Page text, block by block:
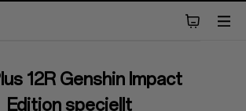
12R Genshin Impact
Edition speciellt